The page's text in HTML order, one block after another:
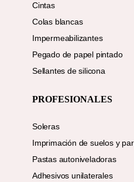
Cintas
Colas blancas
Impermeabilizantes
Pegado de papel pintado
Sellantes de silicona
PROFESIONALES
Soleras
Imprimación de suelos y
Pastas autoniveladoras
Adhesivos unilaterales